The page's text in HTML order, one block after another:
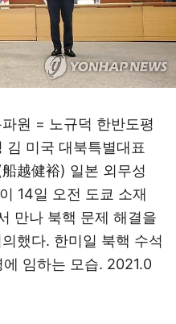
원 = 노규덕 한반도평
미국 대북특별대표
越健裕) 일본 외무성
14일 오전 도쿄 소재
만나 북핵 문제 해결을
했다. 한미일 북핵 수석
임하는 모습. 2021.0